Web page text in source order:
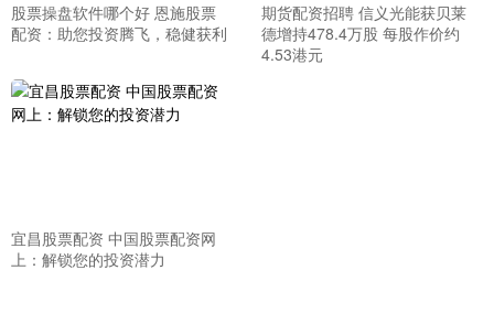
股票操盘软件哪个好 恩施股票
配资：助您投资腾飞，稳健获利
期货配资招聘 信义光能获贝莱
德增持478.4万股 每股作价约
4.53港元
宜昌股票配资 中国股票配资网
上：解锁您的投资潜力